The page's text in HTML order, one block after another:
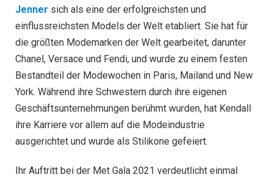
Jenner sich als eine der erfolgreichsten und
einflussreichsten Models der Welt etabliert. Sie hat für
die größten Modemarken der Welt gearbeitet, darunter
Chanel, Versace und Fendi, und wurde zu einem festen
Bestandteil der Modewochen in Paris, Mailand und New
York. Während ihre Schwestern durch ihre eigenen
Geschäftsunternehmungen berühmt wurden, hat Kendall
ihre Karriere vor allem auf die Modeindustrie
ausgerichtet und wurde als Stilikone gefeiert.
Ihr Auftritt bei der Met Gala 2021 verdeutlicht einmal